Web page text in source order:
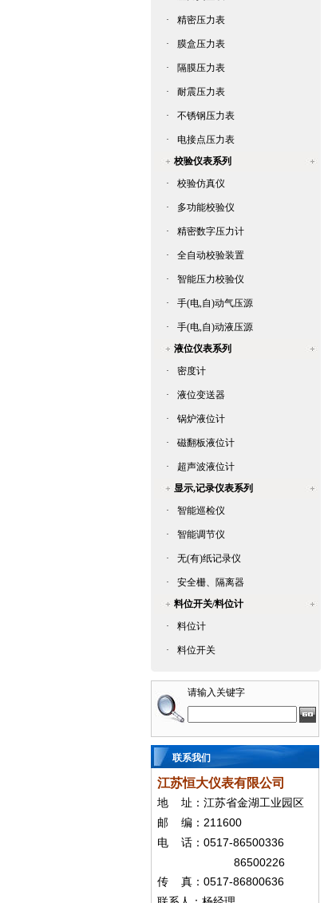
· 精密压力表
· 膜盒压力表
· 隔膜压力表
· 耐震压力表
· 不锈钢压力表
·
电接点压力表
校验仪表系列
·
校验仿真仪
· 多功能校验仪
· 精密数字压力计
· 全自动校验装置
· 智能压力校验仪
· 手(电,自)动气压源
·
手(电,自)动液压源
液位仪表系列
·
密度计
· 液位变送器
· 锅炉液位计
· 磁翻板液位计
·
超声波液位计
显示,记录仪表系列
·
智能巡检仪
· 智能调节仪
· 无(有)纸记录仪
·
安全栅、隔离器
料位开关/料位计
·
料位计
· 料位开关
请输入关键字
联系我们
江苏恒大仪表有限公司
地
址：江苏省金湖工业园区
邮
编： 211600
电 话： 0517-86500336
86500226
传 真： 0517-86800636